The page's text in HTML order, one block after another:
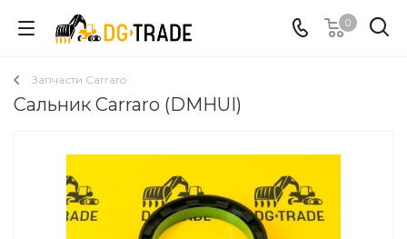
0
Запчасти Carraro
Сальник Carraro (DMHUI)